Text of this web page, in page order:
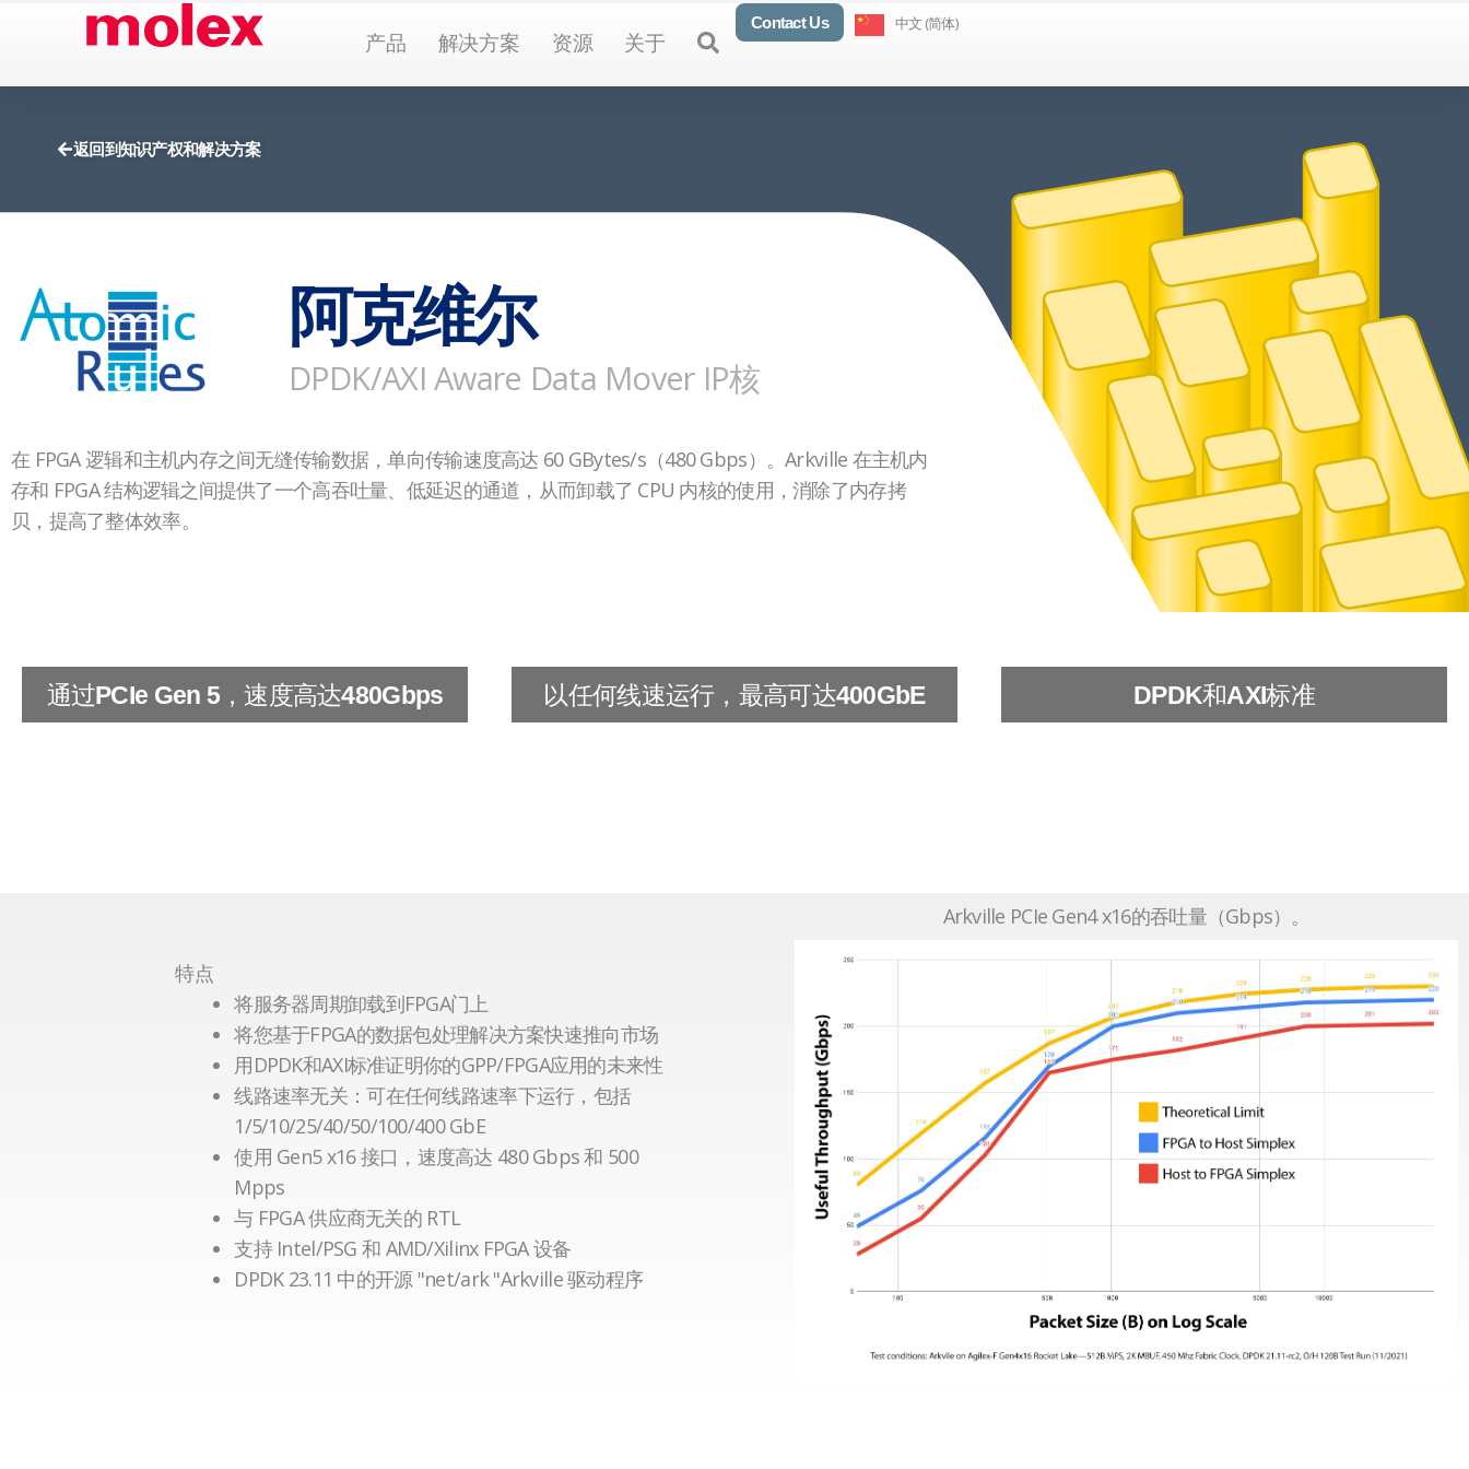
产品 Open Products
解决方案 Open Solutions
资源 Open Resources
关于 Open About
Open
Contact Us 中文 (简体)
返回到知识产权和解决方案
阿克维尔
DPDK/AXI Aware Data Mover IP核
在 FPGA 逻辑和主机内存之间无缝传输数据，单向传输速度高达 60 GBytes/s（480 Gbps）。Arkville 在主机内
存和 FPGA 结构逻辑之间提供了一个高吞吐量、低延迟的通道，从而卸载了 CPU 内核的使用，消除了内存拷
贝，提高了整体效率。
通过PCIe Gen 5，速度高达480Gbps 以任何线速运行，最高可达400GbE DPDK和AXI标准
特点
将服务器周期卸载到FPGA门上
将您基于FPGA的数据包处理解决方案快速推向市场
用DPDK和AXI标准证明你的GPP/FPGA应用的未来性
线路速率无关：可在任何线路速率下运行，包括
1/5/10/25/40/50/100/400 GbE
使用 Gen5 x16 接口，速度高达 480 Gbps 和 500
Mpps
与 FPGA 供应商无关的 RTL
支持 Intel/PSG 和 AMD/Xilinx FPGA 设备
DPDK 23.11 中的开源 "net/ark "Arkville 驱动程序
Arkville PCIe Gen4 x16的吞吐量（Gbps）。